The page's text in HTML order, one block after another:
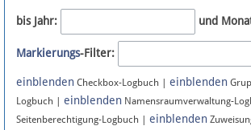
Newsletter
Bluesky
Facebook
Instagram
bis Jahr: und
Markierungs-Filter:
einblenden Checkbox-Logbuch | einblenden
Logbuch | einblenden Namensraumverwaltung-
Seitenberechtigung-Logbuch | einblenden